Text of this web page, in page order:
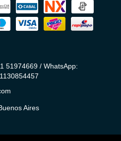
51974669 / WhatsApp:
Aires